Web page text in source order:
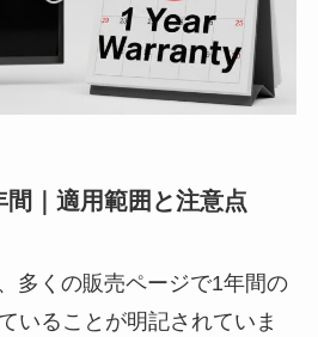
間｜適用範囲と注意点
多くの販売ページで1年間の
いることが明記されていま